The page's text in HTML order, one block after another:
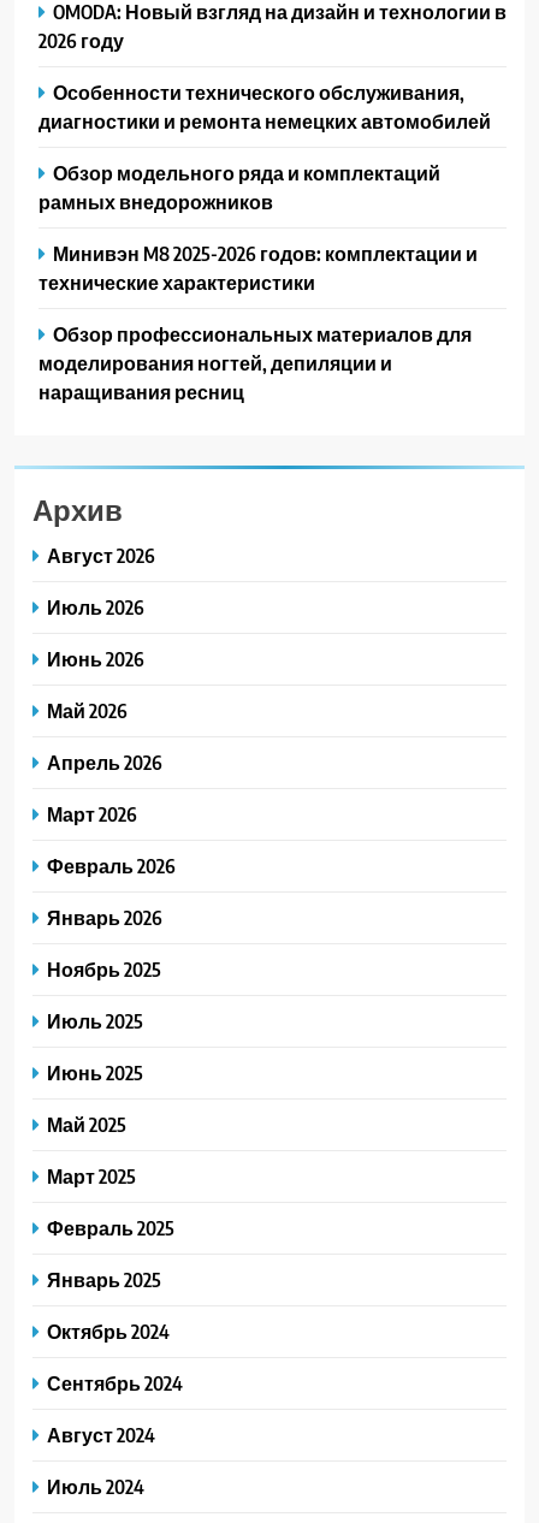
OMODA: Новый взгляд на дизайн и технологии в
2026 году
Особенности технического обслуживания,
диагностики и ремонта немецких автомобилей
Обзор модельного ряда и комплектаций
рамных внедорожников
Минивэн M8 2025-2026 годов: комплектации и
технические характеристики
Обзор профессиональных материалов для
моделирования ногтей, депиляции и
наращивания ресниц
Архив
Август 2026
Июль 2026
Июнь 2026
Май 2026
Апрель 2026
Март 2026
Февраль 2026
Январь 2026
Ноябрь 2025
Июль 2025
Июнь 2025
Май 2025
Март 2025
Февраль 2025
Январь 2025
Октябрь 2024
Сентябрь 2024
Август 2024
Июль 2024